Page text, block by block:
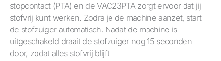
stopcontact (PTA) en de VAC23PTA zorgt ervoor dat jij
stofvrij kunt werken. Zodra je de machine aanzet, start
de stofzuiger automatisch. Nadat de machine is
uitgeschakeld draait de stofzuiger nog 15 seconden
door, zodat alles stofvrij blijft.